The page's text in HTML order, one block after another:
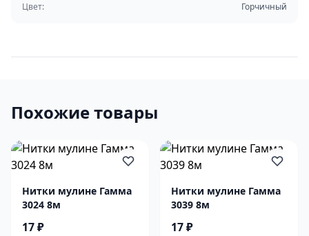
Цвет:
Горчичный
Похожие товары
Нитки мулине Гамма
3024 8м
17 ₽
Нитки мулине Гамма
3039 8м
17 ₽